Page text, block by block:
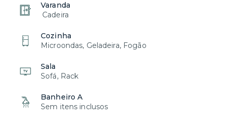
Varanda
Cadeira
Cozinha
Microondas, Geladeira, Fogão
Sala
Sofá, Rack
Banheiro A
Sem itens inclusos